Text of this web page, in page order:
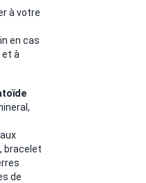
à votre
en cas
et à
bracelet
de